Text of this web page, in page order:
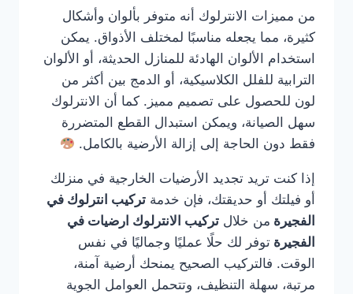
من مميزات الانترلوك أنه متوفر بألوان وأشكال
كثيرة، مما يجعله مناسبًا لمختلف الأذواق. يمكن
استخدام الألوان الهادئة للمنازل الحديثة، أو الألوان
الترابية للفلل الكلاسيكية، أو الدمج بين أكثر من
لون للحصول على تصميم مميز. كما أن الانترلوك
سهل الصيانة، ويمكن استبدال القطع المتضررة
فقط دون الحاجة إلى إزالة الأرضية بالكامل.
إذا كنت تريد تجديد الأرضيات الخارجية في منزلك
أو فيلتك أو حديقتك، فإن خدمة تركيب انترلوك في
الفجيرة من خلال تركيب الانترلوك ارضيات في
الفجيرة توفر لك حلًا عمليًا وجماليًا في نفس
الوقت. فالتركيب الصحيح يمنحك أرضية آمنة،
مرتبة، سهلة التنظيف، وتتحمل العوامل الجوية